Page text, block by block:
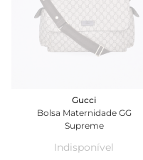
Gucci
Bolsa Maternidade GG
Supreme
Indisponível